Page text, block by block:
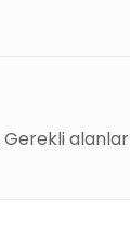
Gerekli alanlar